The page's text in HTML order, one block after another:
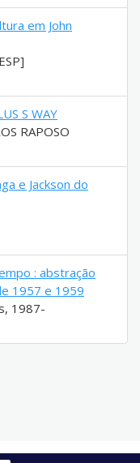
em John
S WAY
RAPOSO
e Jackson do
: abstração
1957 e 1959
1987-